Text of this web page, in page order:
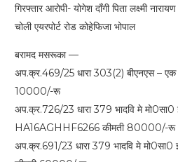
गिरफ्तार आरोपी- योगेश दाँगी पिता लक्ष्मी
चोली एयरपोर्ट रोड कोहेफिजा भोपाल
बरामद मसरूका —
अप.क्र.469/25 धारा 303(2) बीएनएस – एक
10000/-रू
अप.क्र.726/23 धारा 379 भादवि मे
HA16AGHHF6266 कीमती 80000/-रू
अप.क्र.691/23 धारा 379 भादवि मे